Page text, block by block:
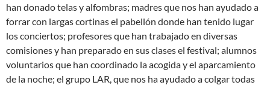
han donado telas y alfombras; madres que nos han ayudado a
forrar con largas cortinas el pabellón donde han tenido lugar
los conciertos; profesores que han trabajado en diversas
comisiones y han preparado en sus clases el festival; alumnos
voluntarios que han coordinado la acogida y el aparcamiento
de la noche; el grupo LAR, que nos ha ayudado a colgar todas